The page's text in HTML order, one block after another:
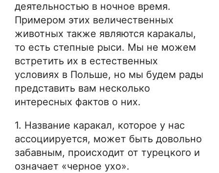
деятельностью в ночное время.
Примером этих величественных
животных также являются каракалы,
то есть степные рыси. Мы не можем
встретить их в естественных
условиях в Польше, но мы будем рады
представить вам несколько
интересных фактов о них.
1. Название каракал, которое у нас
ассоциируется, может быть довольно
забавным, происходит от турецкого и
означает «черное ухо».